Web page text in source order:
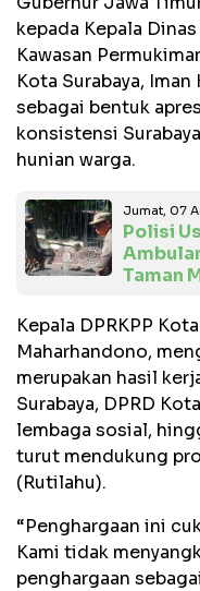
kepada Kepala
Kawasan
Kota Surabaya,
sebagai bentuk
konsistensi
hunian warga.
Jumat, 07
Polisi
Taman
Kepala DPRKPP
Maharhandono,
merupakan hasil
Surabaya, DPRD
lembaga sosial,
turut mendukung
(Rutilahu).
“Penghargaan ini
Kami tidak
penghargaan